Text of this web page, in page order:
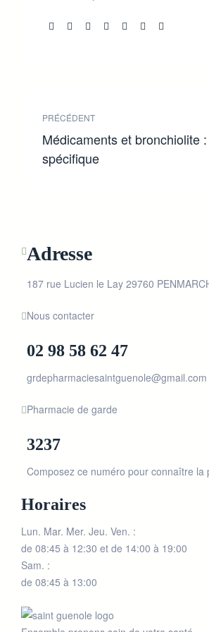
Share:
PRÉCÉDENT
Médicaments et bronchiolite
spécifique
Adresse
187 rue Lucien le Lay 29760
Nous contacter
02 98 58 62 47
grdepharmaciesaintguenole@gmail.com
Pharmacie de garde
3237
Composez ce numéro pour connaître la
Horaires
Lun. Mar. Mer. Jeu. Ven. :
de 08:45 à 12:30 et de 14:00 à 19:00
Sam. :
de 08:45 à 13:00